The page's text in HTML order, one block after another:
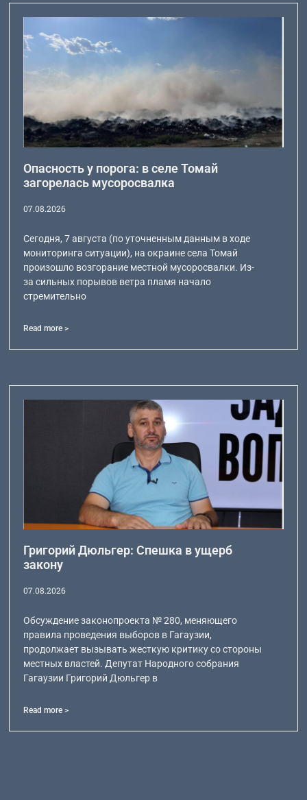
Опасность у порога: в селе Томай
загорелась мусоросвалка
07.08.2026
Сегодня, 7 августа (по уточненным данным в ходе
мониторинга ситуации), на окраине села Томай
произошло возгорание местной мусоросвалки. Из-
за сильных порывов ветра пламя начало
стремительно
Read more >
Григорий Дюльгер: Спешка в ущерб
закону
07.08.2026
Обсуждение законопроекта № 280, меняющего
правила проведения выборов в Гагаузии,
продолжает вызывать жесткую критику со стороны
местных властей. Депутат Народного собрания
Гагаузии Григорий Дюльгер в
Read more >